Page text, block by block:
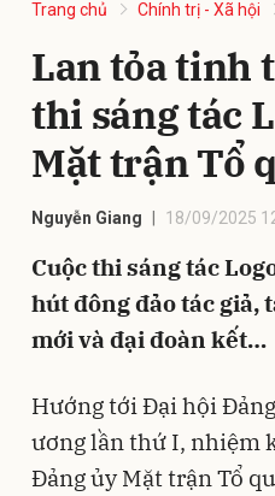
Trang chủ Chính trị - Xã hội
Lan tỏa tinh
thi sáng tác
Mặt trận Tổ
Nguyễn Giang 18/09/2025
Cuộc thi sáng tác
hút đông đảo tác giả,
mới và đại đoàn kết…
Hướng tới Đại hội
ương lần thứ I, nhiệm
Đảng ủy Mặt trận Tổ